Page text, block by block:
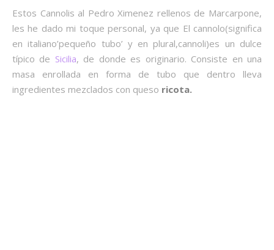
Estos Cannolis al Pedro Ximenez rellenos de Marcarpone,
les he dado mi toque personal, ya que El cannolo(significa
en italiano’pequeño tubo’ y en plural,cannoli)es un dulce
típico de Sicilia, de donde es originario. Consiste en una
masa enrollada en forma de tubo que dentro lleva
ingredientes mezclados con queso ricota.